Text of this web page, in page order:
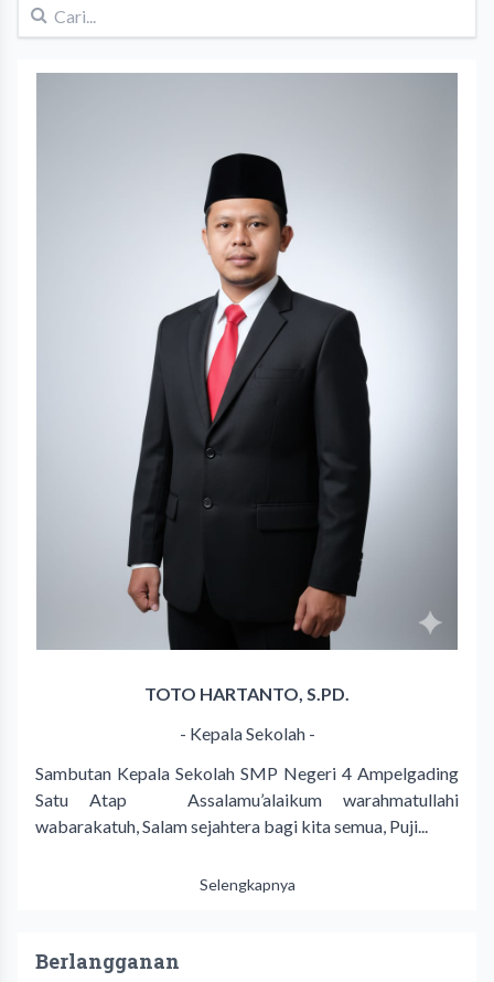
TOTO HARTANTO, S.PD.
- Kepala Sekolah -
Sambutan Kepala Sekolah SMP Negeri 4 Ampelgading
Satu Atap Assalamu’alaikum warahmatullahi
wabarakatuh, Salam sejahtera bagi kita semua, Puji...
Selengkapnya
Berlangganan